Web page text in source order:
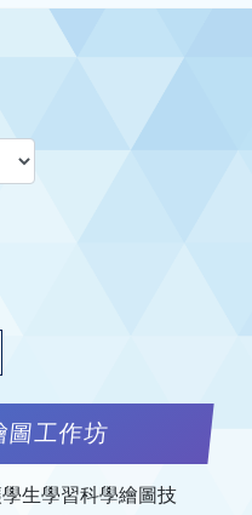
圖工作坊
生學習科學繪圖技